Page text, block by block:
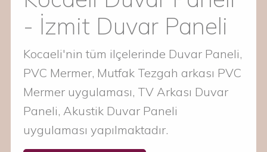
- İzmit Duvar Paneli
Kocaeli'nin tüm ilçelerinde Duvar Paneli,
PVC Mermer, Mutfak Tezgah arkası PVC
Mermer uygulaması, TV Arkası Duvar
Paneli, Akustik Duvar Paneli
uygulaması yapılmaktadır.